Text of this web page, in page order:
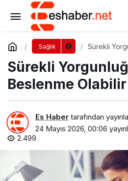
Sağlık
Sürekli
Sürekli
Beslenme
Es Haber tarafından
24 Mayıs 2026, 00:06
2.499
Sürekli Yorgunluğun
Olabilir mi?
Yorum Yap